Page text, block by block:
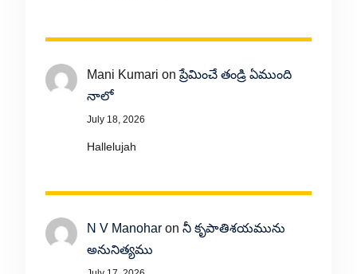
Mani Kumari onప్రేమించే తండ్రి ఏముంది
నాలో
July 18, 2026
Hallelujah
N V Manoharon నీ కృపాతిశయమును
అనునిత్యము